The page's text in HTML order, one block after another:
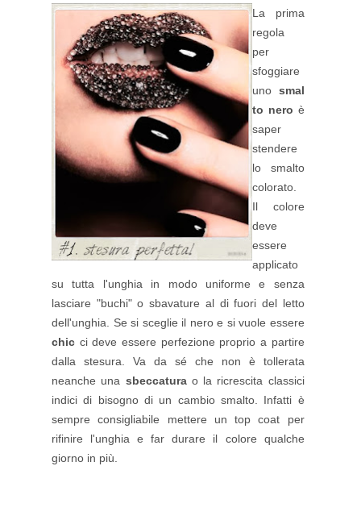
La prima
regola
per
sfoggiare
uno smal
to nero è
saper
stendere
lo smalto
colorato.
Il colore
deve
essere
applicato
su tutta l'unghia in modo uniforme e senza
lasciare "buchi" o sbavature al di fuori del letto
dell'unghia. Se si sceglie il nero e si vuole essere
chic ci deve essere perfezione proprio a partire
dalla stesura. Va da sé che non è tollerata
neanche una sbeccaturao la ricrescita classici
indici di bisogno di un cambio smalto. Infatti è
sempre consigliabile mettere un top coat per
rifinire l'unghia e far durare il colore qualche
giorno in più.